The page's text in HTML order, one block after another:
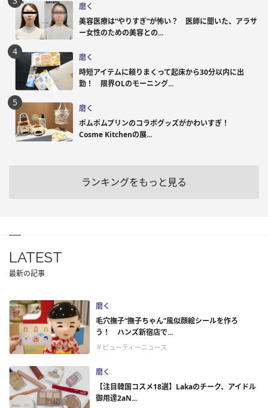
磨く
美容医療は“やりすぎ”が怖い？ 医師に聞いた、アラサ
ー女性のための美容との...
磨く
時短アイテムに頼りまくって起床から30分以内に出
勤！ 限界OLのモーニング...
磨く
ポムポムプリンのコラボグッズがかわいすぎ！
Cosme Kitchenの展...
ランキングをもっと見る
LATEST
最新の記事
磨く
毛穴撫子“撫子ちゃん”風似顔絵シールを作ろ
う！ ハンズ新宿店で...
＃ビューティーニュース
磨く
【注目韓国コスメ18選】Lakaのチーク、アイドル
御用達2aN...